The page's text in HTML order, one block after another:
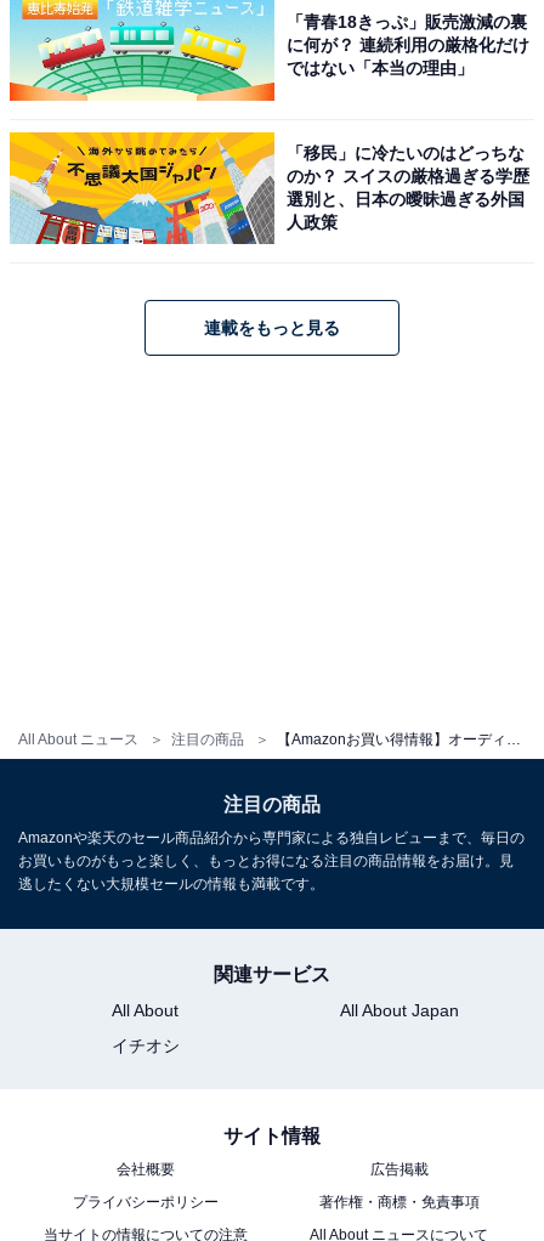
All About ニュース 注目の商品
テレビ用スピーカー 赤外線 ワイヤレス はっきり音 モノラ
ル かんたん操作 アンプ内蔵 ヘッドホン端子付き AT-
SP350TV
Amazonで見る
オーディオテクニカミミオ「AT-MSP70TV」
オーディオテクニカミミオ MIMIO SOUND NECK テレビ
用ネックスピーカー 2.4GHz ワイヤレス はっきり音 ステ
Amazonで見る
オーディオテクニカミミオ「ATMM-
「青春18きっぷ」販売激減の裏
に何が？ 連続利用の厳格化だけ
ではない「本当の理由」
「移民」に冷たいのはどっちな
のか？ スイスの厳格過ぎる学歴
選別と、日本の曖昧過ぎる外国
人政策
連載をもっと見る
注目の商品
Amazonや楽天のセール商品紹介から専門家による独自レビューまで、毎日の
お買いものがもっと楽しく、もっとお得になる注目の商品情報をお届け。見
逃したくない大規模セールの情報も満載です。
関連サービス
All About
All About Japan
イチオシ
サイト情報
会社概要
広告掲載
プライバシーポリシー
著作権・商標・免責事項
当サイトの情報についての注意
All About ニュースについて